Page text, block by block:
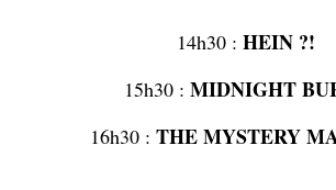
14h30 : HEIN ?!
15h30 : MIDNIGHT
16h30 : THE MYSTERY